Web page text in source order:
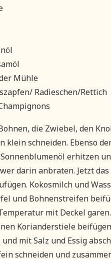
Mühle
Radieschen/Rettich
die Zwiebel, den
klein schneiden. Ebenso
erhitzen
darin anbraten. Jetzt
Kokosmilch und
und Bohnenstreifen
mit Deckel
Korianderstiele
und mit Salz und Essig
schneiden und